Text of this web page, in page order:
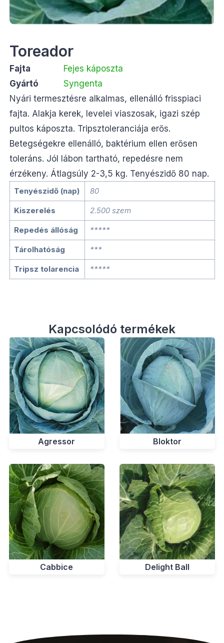
Toreador
Fajta
Fejes káposzta
Gyártó
Syngenta
Nyári termesztésre alkalmas, ellenálló frisspiaci
fajta. Alakja kerek, levelei viaszosak, igazi szép
pultos káposzta. Tripsztoleranciája erős.
Betegségekre ellenálló, baktérium ellen erősen
toleráns. Jól lábon tartható, repedésre nem
érzékeny. Átlagsúly 2-3,5 kg. Tenyészidő 80 nap.
Tenyészidő (nap) 80
Kiszerelés 2.500 szem
Repedés állóság *****
Tárolhatóság ***
Tripsz tolarencia *****
Kapcsolódó termékek
Agressor Bloktor
Cabbice Delight Ball